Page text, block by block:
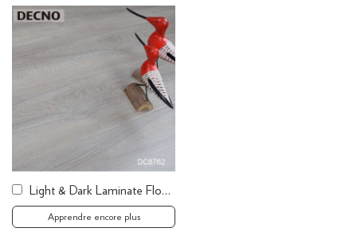
Light & Dark Laminate Flooring Dark Wood Floors
Apprendre encore plus